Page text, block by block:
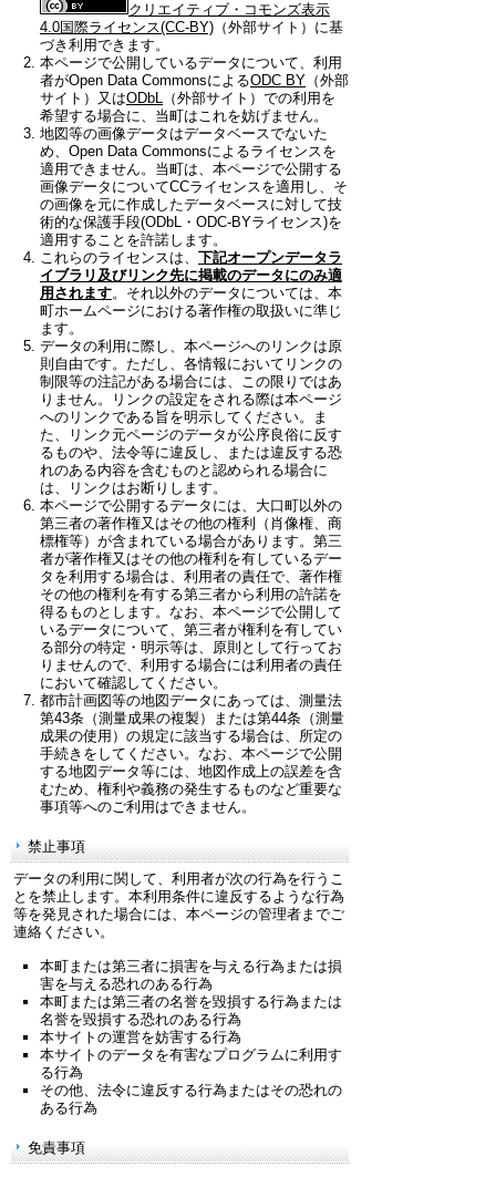
クリエイティブ・コモンズ表示
4.0国際ライセンス(CC-BY) （外部サイト）に基
づき利用できます。
本ページで公開しているデータについて、利用
者がOpen Data CommonsによるODC BY （外部
サイト）又はODbL （外部サイト）での利用を
希望する場合に、当町はこれを妨げません。
地図等の画像データはデータベースでないた
め、Open Data Commonsによるライセンスを
適用できません。当町は、本ページで公開する
画像データについてCCライセンスを適用し、そ
の画像を元に作成したデータベースに対して技
術的な保護手段(ODbL・ODC-BYライセンス)を
適用することを許諾します。
これらのライセンスは、 下記オープンデータラ
イブラリ及びリンク先に掲載のデータにのみ適
用されます。それ以外のデータについては、本
町ホームページにおける著作権の取扱いに準じ
ます。
データの利用に際し、本ページへのリンクは原
則自由です。ただし、各情報においてリンクの
制限等の注記がある場合には、この限りではあ
りません。リンクの設定をされる際は本ページ
へのリンクである旨を明示してください。ま
た、リンク元ページのデータが公序良俗に反す
るものや、法令等に違反し、または違反する恐
れのある内容を含むものと認められる場合に
は、リンクはお断りします。
本ページで公開するデータには、大口町以外の
第三者の著作権又はその他の権利（肖像権、商
標権等）が含まれている場合があります。第三
者が著作権又はその他の権利を有しているデー
タを利用する場合は、利用者の責任で、著作権
その他の権利を有する第三者から利用の許諾を
得るものとします。なお、本ページで公開して
いるデータについて、第三者が権利を有してい
る部分の特定・明示等は、原則として行ってお
りませんので、利用する場合には利用者の責任
において確認してください。
都市計画図等の地図データにあっては、測量法
第43条（測量成果の複製）または第44条（測量
成果の使用）の規定に該当する場合は、所定の
手続きをしてください。なお、本ページで公開
する地図データ等には、地図作成上の誤差を含
むため、権利や義務の発生するものなど重要な
事項等へのご利用はできません。
禁止事項
データの利用に関して、利用者が次の行為を行うこ
とを禁止します。本利用条件に違反するような行為
等を発見された場合には、本ページの管理者までご
連絡ください。
本町または第三者に損害を与える行為または損
害を与える恐れのある行為
本町または第三者の名誉を毀損する行為または
名誉を毀損する恐れのある行為
本サイトの運営を妨害する行為
本サイトのデータを有害なプログラムに利用す
る行為
その他、法令に違反する行為またはその恐れの
ある行為
免責事項